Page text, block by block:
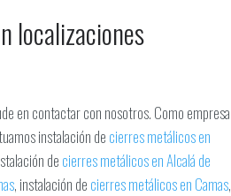
localizaciones
en contactar con nosotros. Como empresa
instalación de cierres metálicos en
decierres metálicos en Alcalá de
, instalación de cierres metálicos en Camas,